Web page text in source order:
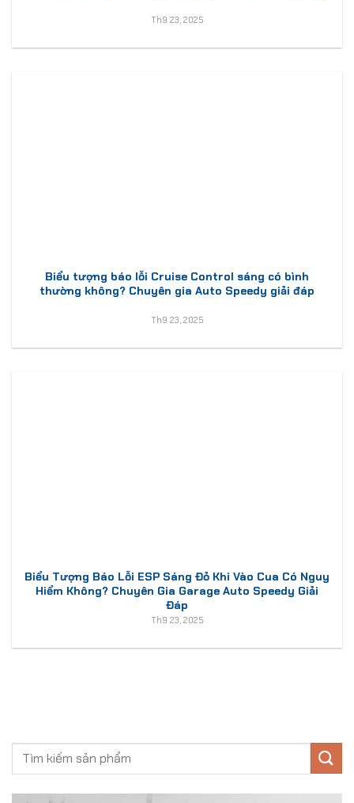
Th9 23, 2025
Biểu tượng báo lỗi Cruise Control sáng có bình
thường không? Chuyên gia Auto Speedy giải đáp
Th9 23, 2025
Biểu Tượng Báo Lỗi ESP Sáng Đỏ Khi Vào Cua Có Nguy
Hiểm Không? Chuyên Gia Garage Auto Speedy Giải
Đáp
Th9 23, 2025